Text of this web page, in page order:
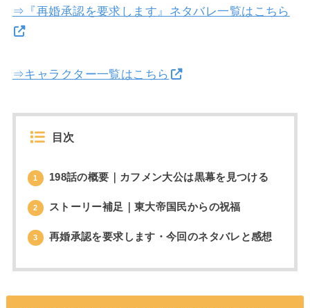
⇒『再婚承認を要求します』ネタバレ一覧はこちら
⇒キャラクター一覧はこちら
目次
1 198話の概要｜カフメン大公は黒幕を見つける
2 ストーリー補足｜東大帝国民からの祝福
3 再婚承認を要求します・今回のネタバレと感想